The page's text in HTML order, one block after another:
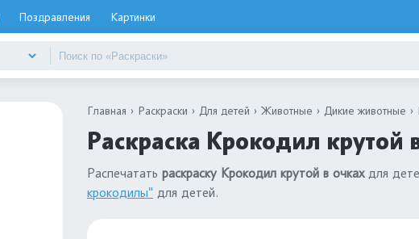
Поздравления Картинки
Главная Раскраски Для детей Животные Дикие животные
Раскраска Крокодил крутой
Распечатать раскраску Крокодил крутой в очкахдля
крокодилы" для детей.